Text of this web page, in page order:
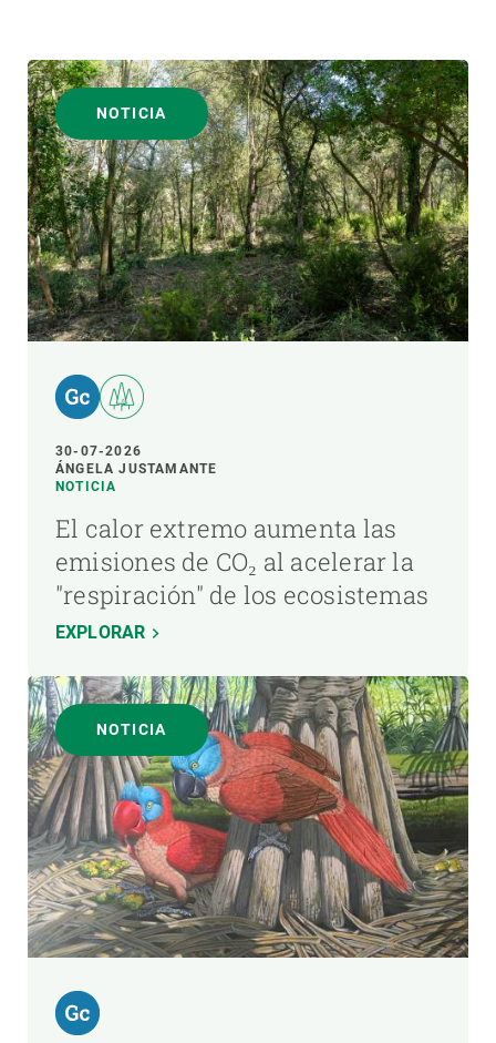
NOTICIA
30-07-2026
ÁNGELA JUSTAMANTE
NOTICIA
El calor extremo aumenta las
emisiones de CO₂ al acelerar la
"respiración" de los ecosistemas
EXPLORAR
NOTICIA